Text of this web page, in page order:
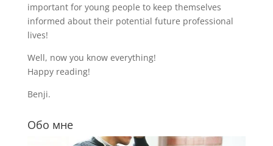
important for young people to keep themselves
informed about their potential future professional
lives!
Well, now you know everything!
Happy reading!
Benji.
Обо мне